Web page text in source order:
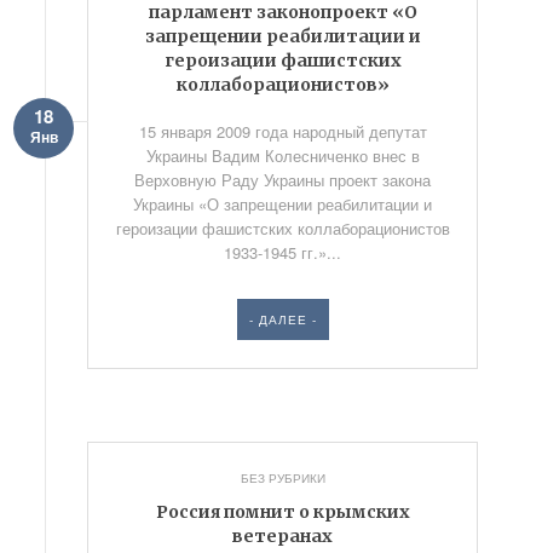
парламент законопроект «О
запрещении реабилитации и
героизации фашистских
коллаборационистов»
18
Янв
15 января 2009 года народный депутат
Украины Вадим Колесниченко внес в
Верховную Раду Украины проект закона
Украины «О запрещении реабилитации и
героизации фашистских коллаборационистов
1933-1945 гг.»...
- ДАЛЕЕ -
БЕЗ РУБРИКИ
Россия помнит о крымских
ветеранах